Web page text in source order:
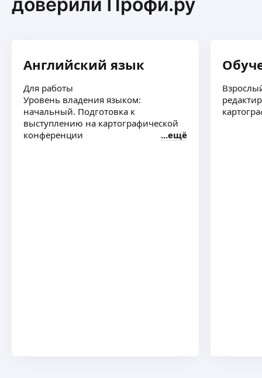
кадастрового инженера;
Английский язык
Для работы
Уровень владения языком:
начальный. Подготовка к
выступлению на картографической
конференции
ещё